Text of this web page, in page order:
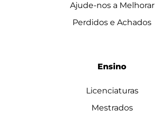
Ajude-nos a Melhorar
Perdidos e Achados
Ensino
Licenciaturas
Mestrados